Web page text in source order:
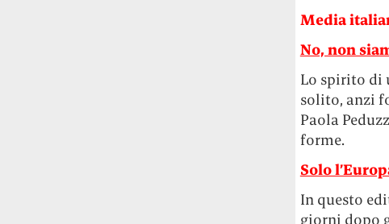
Media
No, non
Lo spirito di
solito, anzi
Paola
forme.
Solo
In questo
giorni dopo